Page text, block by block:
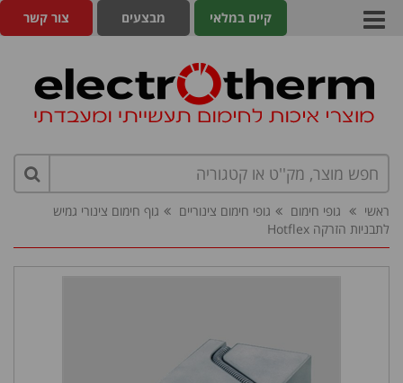
צור קשר מבצעים קיים במלאי
ראשי גופי חימום גופי חימום צינוריים
גוף חימום צינורי גמיש
לתבניות הזרקה Hotflex